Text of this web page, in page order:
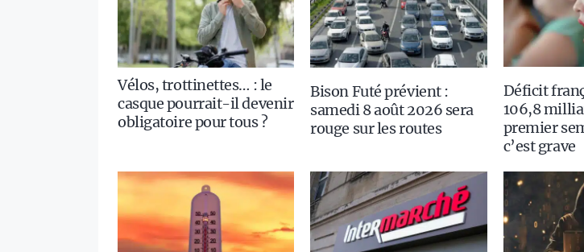
Vélos, trottinettes… : le
casque pourrait-il devenir
obligatoire pour tous ?
Bison Futé prévient :
samedi 8 août 2026 sera
rouge sur les routes
Déficit
106,8
premier
c’est grave